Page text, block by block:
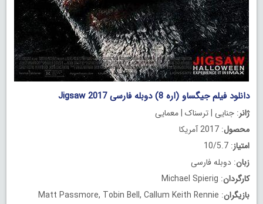
دانلود فیلم جیگساو (اره 8) دوبله فارسی Jigsaw 2017
ژانر: جنایی | ترسناک | معمایی
محصول: 2017 آمریکا
امتیاز: 10/5.7
زبان: دوبله فارسی
کارگردان: Michael Spierig
بازیگران: Matt Passmore, Tobin Bell, Callum Keith Rennie